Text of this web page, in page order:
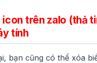
icon trên zalo (thả
tính
bạn cũng có thể xóa